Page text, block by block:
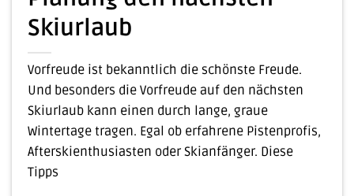
Skiurlaub
Vorfreude ist bekanntlich die schönste Freude.
Und besonders die Vorfreude auf den nächsten
Skiurlaub kann einen durch lange, graue
Wintertage tragen. Egal ob erfahrene Pistenprofis,
Afterskienthusiasten oder Skianfänger. Diese
Tipps